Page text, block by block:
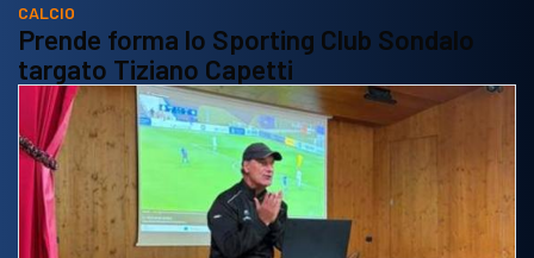
CALCIO
Prende forma lo Sporting Club Sondalo
targato Tiziano Capetti